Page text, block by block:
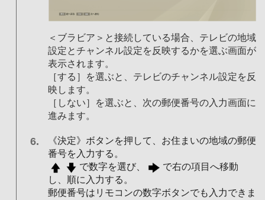
＜ブラビア＞と接続している場合、テレビの地域
設定とチャンネル設定を反映するかを選ぶ画面が
表示されます。
［する］を選ぶと、テレビのチャンネル設定を反
映します。
［しない］を選ぶと、次の郵便番号の入力画面に
進みます。
《決定》ボタンを押して、お住まいの地域の郵便
番号を入力する。
で数字を選び、
で右の項目へ移動
し、順に入力する。
郵便番号はリモコンの数字ボタンでも入力できま